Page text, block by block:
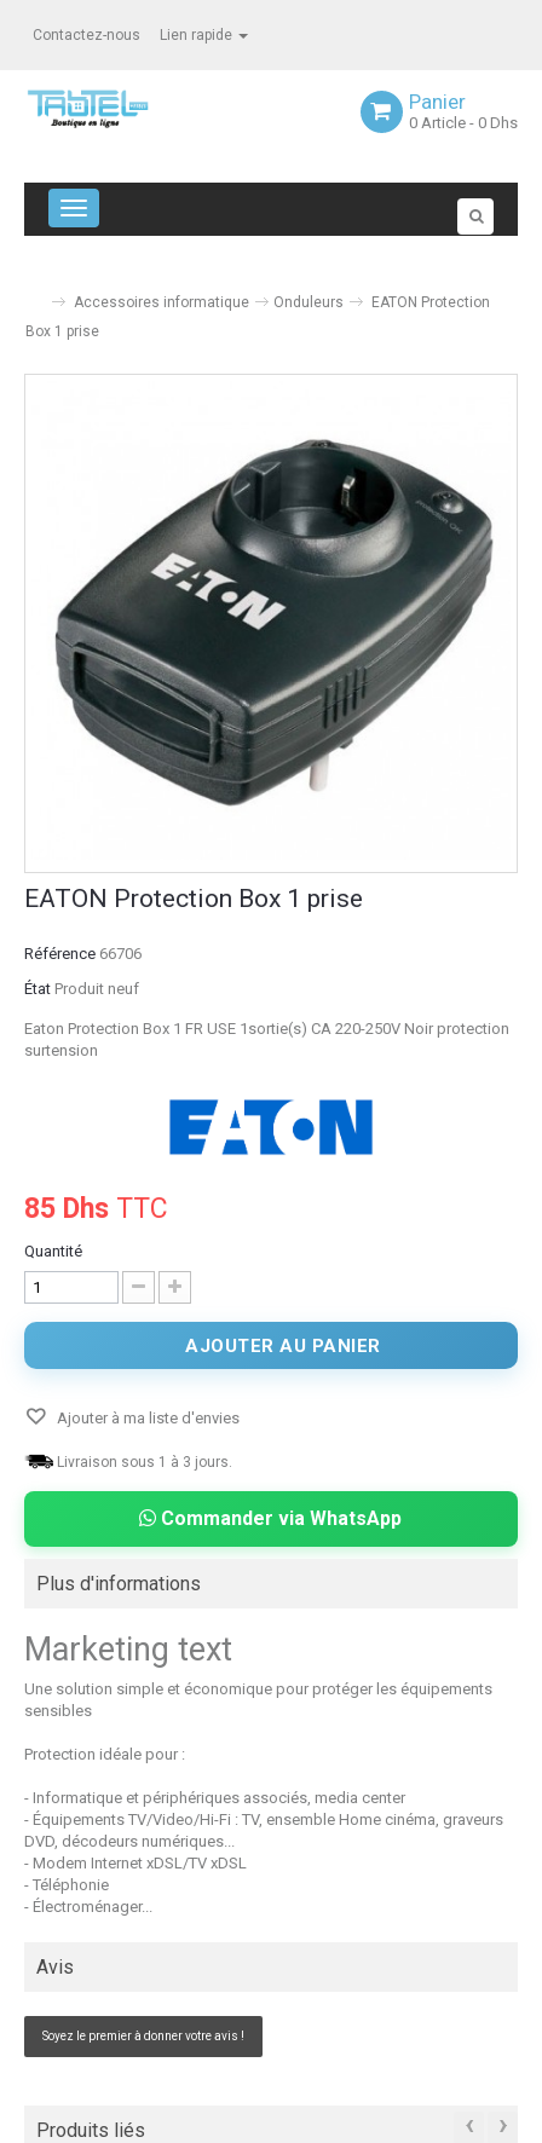
Contactez-nous Lien rapide
Panier
0 Article - 0 Dhs
Navigation bascule
Accessoires informatique Onduleurs
EATON Protection
Box 1 prise
EATON Protection Box 1 prise
Référence 66706
État Produit neuf
Eaton Protection Box 1 FR USE 1sortie(s) CA 220-250V Noir protection
surtension
85 Dhs TTC
Quantité
AJOUTER AU PANIER
Ajouter à ma liste d'envies
Livraison sous 1 à 3 jours.
Commander via WhatsApp
Plus d'informations
Marketing text
Une solution simple et économique pour protéger les équipements
sensibles
Protection idéale pour :
- Informatique et périphériques associés, media center
- Équipements TV/Video/Hi-Fi : TV, ensemble Home cinéma, graveurs
DVD, décodeurs numériques...
- Modem Internet xDSL/TV xDSL
- Téléphonie
- Électroménager...
Avis
Soyez le premier à donner votre avis !
Produits liés ‹ ›